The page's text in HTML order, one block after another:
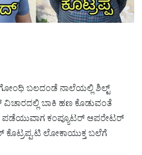
ಗೋಂಧಿ ಬಲದಂಡೆ ನಾಲೆಯಲ್ಲಿ ಶಿಲ್ಟ್
ಬಾಕಿ ಹಣ ಕೊಡುವಂತೆ
ಪಡೆಯುವಾಗ ಕಂಪ್ಯೂಟರ್ ಆಪರೇಟರ್
ಕೊಟ್ರಪ್ಪ.ಟಿ ಲೋಕಾಯುಕ್ತ ಬಲೆಗೆ